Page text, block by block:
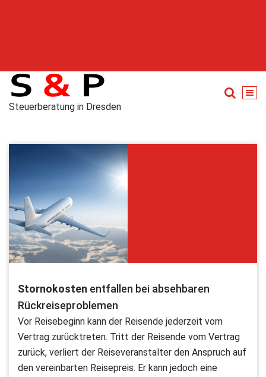
Steuerberatung in Dresden
Stornokosten entfallen bei absehbaren
Rückreiseproblemen
Vor Reisebeginn kann der Reisende jederzeit vom
Vertrag zurücktreten. Tritt der Reisende vom Vertrag
zurück, verliert der Reiseveranstalter den Anspruch auf
den vereinbarten Reisepreis. Er kann jedoch eine